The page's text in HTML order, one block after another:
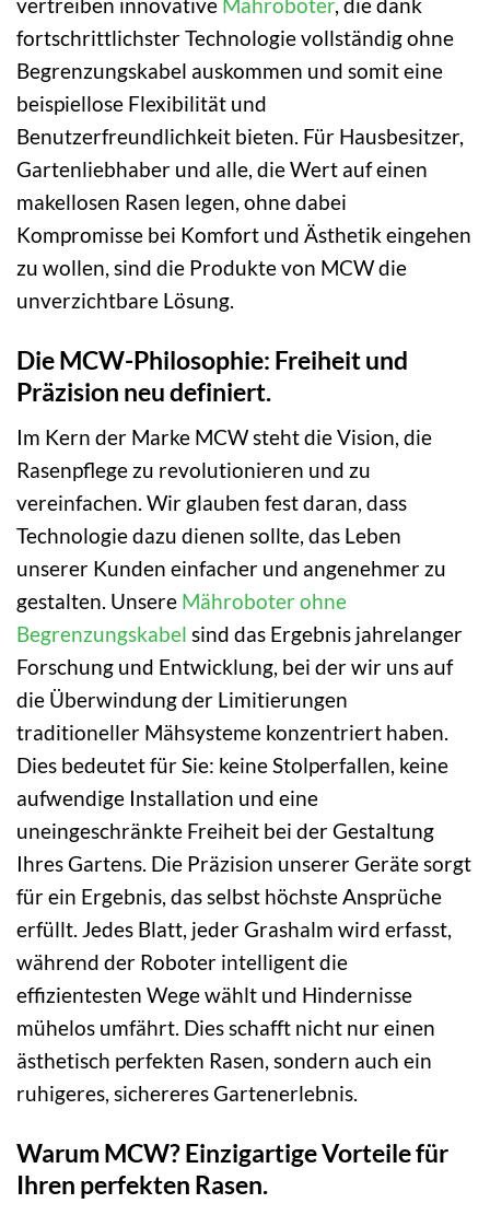
vertreiben innovative Mähroboter, die dank
fortschrittlichster Technologie vollständig ohne
Begrenzungskabel auskommen und somit eine
beispiellose Flexibilität und
Benutzerfreundlichkeit bieten. Für Hausbesitzer,
Gartenliebhaber und alle, die Wert auf einen
makellosen Rasen legen, ohne dabei
Kompromisse bei Komfort und Ästhetik eingehen
zu wollen, sind die Produkte von MCW die
unverzichtbare Lösung.
Die MCW-Philosophie: Freiheit und
Präzision neu definiert.
Im Kern der Marke MCW steht die Vision, die
Rasenpflege zu revolutionieren und zu
vereinfachen. Wir glauben fest daran, dass
Technologie dazu dienen sollte, das Leben
unserer Kunden einfacher und angenehmer zu
gestalten. Unsere Mähroboter ohne
Begrenzungskabel sind das Ergebnis jahrelanger
Forschung und Entwicklung, bei der wir uns auf
die Überwindung der Limitierungen
traditioneller Mähsysteme konzentriert haben.
Dies bedeutet für Sie: keine Stolperfallen, keine
aufwendige Installation und eine
uneingeschränkte Freiheit bei der Gestaltung
Ihres Gartens. Die Präzision unserer Geräte sorgt
für ein Ergebnis, das selbst höchste Ansprüche
erfüllt. Jedes Blatt, jeder Grashalm wird erfasst,
während der Roboter intelligent die
effizientesten Wege wählt und Hindernisse
mühelos umfährt. Dies schafft nicht nur einen
ästhetisch perfekten Rasen, sondern auch ein
ruhigeres, sichereres Gartenerlebnis.
Warum MCW? Einzigartige Vorteile für
Ihren perfekten Rasen.